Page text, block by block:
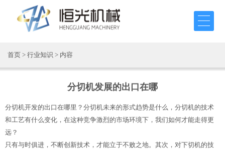
首页 > 行业知识 > 内容
分切机发展的出口在哪
分切机开发的出口在哪里？分切机未来的形式趋势是什么， 分切机的技术
和工艺有什么变化，在这种竞争激烈的市场环境下，我们如何才能走得更
远？
只有与时俱进，不断创新技术，才能立于不败之地。其次，对下切机的技